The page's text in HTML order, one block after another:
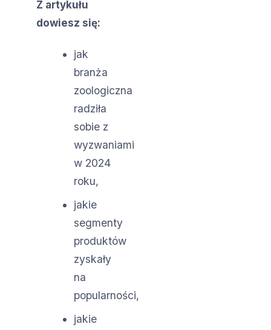
Z artykułu
dowiesz się:
jak
branża
zoologiczna
radziła
sobie z
wyzwaniami
w 2024
roku,
jakie
segmenty
produktów
zyskały
na
popularności,
jakie